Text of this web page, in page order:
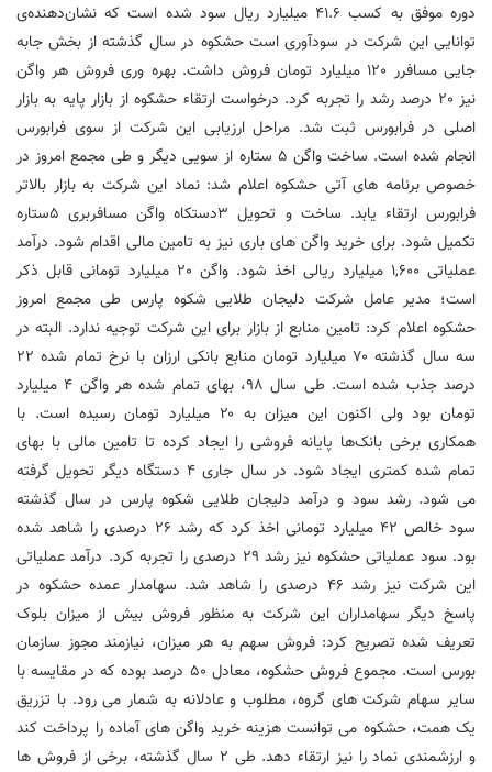
دوره موفق به کسب ۴۱.۶ میلیارد ریال سود شده است که نشان‌دهنده‌ی
توانایی این شرکت در سودآوری است حشکوه در سال گذشته از بخش جابه
جایی مسافرر 120 میلیارد تومان فروش داشت. بهره وری فروش هر واگن
نیز 20 درصد رشد را تجربه کرد. درخواست ارتقاء حشکوه از بازار پایه به بازار
اصلی در فرابورس ثبت شد. مراحل ارزیابی این شرکت از سوی فرابورس
انجام شده است. ساخت واگن 5 ستاره از سویی دیگر و طی مجمع امروز در
خصوص برنامه های آتی حشکوه اعلام شد: نماد این شرکت به بازار بالاتر
فرابورس ارتقاء یابد. ساخت و تحویل ۳دستکاه واگن مسافربری ۵ستاره
تکمیل شود. برای خرید واگن های باری نیز به تامین مالی اقدام شود. درآمد
عملیاتی ۱,۶۰۰ میلیارد ریالی اخذ شود. واگن 20 میلیارد تومانی قابل ذکر
است؛ مدیر عامل شرکت دلیجان طلایی شکوه پارس طی مجمع امروز
حشکوه اعلام کرد: تامین منابع از بازار برای این شرکت توجیه ندارد. البته در
سه سال گذشته ۷۰ میلیارد تومان منابع بانکی ارزان با نرخ تمام شده ۲۲
درصد جذب شده است. طی سال ۹۸، بهای تمام شده هر واگن ۴ میلیارد
تومان بود ولی اکنون این میزان به ۲۰ میلیارد تومان رسیده است. با
همکاری برخی بانک‌ها پایانه فروشی را ایجاد کرده تا تامین مالی با بهای
تمام شده کمتری ایجاد شود. در سال جاری ۴ دستگاه دیگر تحویل گرفته
می شود. رشد سود و درآمد دلیجان طلایی شکوه پارس در سال گذشته
سود خالص ۴۲ میلیارد تومانی اخذ کرد که رشد ۲۶ درصدی را شاهد شده
بود. سود عملیاتی حشکوه نیز رشد ۲۹ درصدی را تجربه کرد. درآمد عملیاتی
این شرکت نیز رشد ۴۶ درصدی را شاهد شد. سهامدار عمده حشکوه در
پاسخ دیگر سهامداران این شرکت به منظور فروش بیش از میزان بلوک
تعریف شده تصریح کرد: فروش سهم به هر میزان، نیازمند مجوز سازمان
بورس است. مجموع فروش حشکوه، معادل ۵۰ درصد بوده که در مقایسه با
سایر سهام شرکت های گروه، مطلوب و عادلانه به شمار می رود. با تزریق
یک همت، حشکوه می توانست هزینه خرید واگن های آماده را پرداخت کند
و ارزشمندی نماد را نیز ارتقاء دهد. طی ۲ سال گذشته، برخی از فروش ها